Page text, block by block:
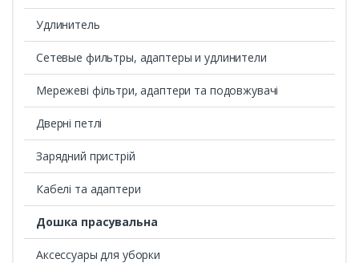
Удлинитель
Сетевые фильтры, адаптеры и удлинители
Мережеві фільтри, адаптери та подовжувачі
Дверні петлі
Зарядний пристрій
Кабелі та адаптери
Дошка прасувальна
Аксессуары для уборки